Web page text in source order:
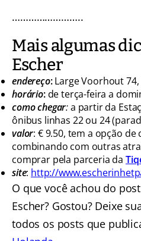
……………………..
Mais algumas
Escher
endereço:Large Voorhout 74,
horário:de terça-feira a
como chegar:a partir da
ônibus linhas 22 ou 24
valor: € 9.50, tem a opção
combinando com outras
comprar pela parceria da
site: http://
O que você achou do
Escher? Gostou? Deixe
todos os posts que